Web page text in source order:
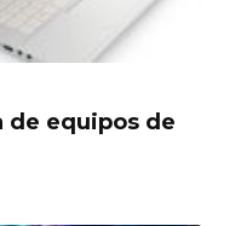
de equipos de